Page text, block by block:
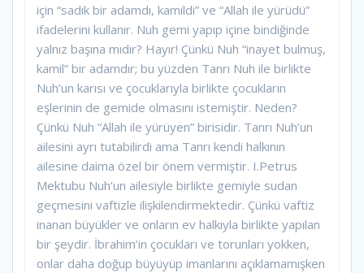
için “sadık bir adamdı, kamildi” ve “Allah ile yürüdü”
ifadelerini kullanır. Nuh gemi yapıp içine bindiğinde
yalnız başına mıdır? Hayır! Çünkü Nuh “inayet bulmuş,
kamil” bir adamdır; bu yüzden Tanrı Nuh ile birlikte
Nuh’un karısı ve çocuklarıyla birlikte çocukların
eşlerinin de gemide olmasını istemiştir. Neden?
Çünkü Nuh “Allah ile yürüyen” birisidir. Tanrı Nuh’un
ailesini ayrı tutabilirdi ama Tanrı kendi halkının
ailesine daima özel bir önem vermiştir. I.Petrus
Mektubu Nuh’un ailesiyle birlikte gemiyle sudan
geçmesini vaftizle ilişkilendirmektedir. Çünkü vaftiz
inanan büyükler ve onların ev halkıyla birlikte yapılan
bir şeydir. İbrahim’in çocukları ve torunları yokken,
onlar daha doğup büyüyüp imanlarını açıklamamışken